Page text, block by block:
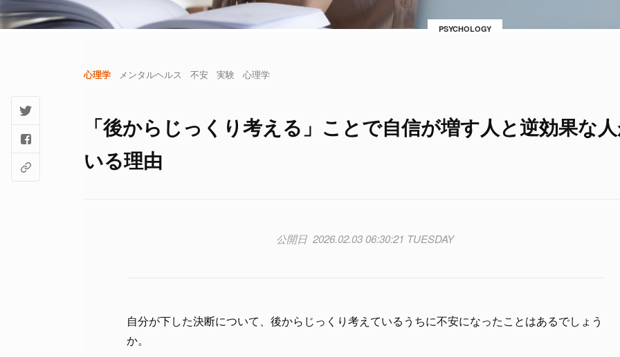
PSYCHOLOGY
心理学 メンタルヘルス 不安 実験 心理学
「後からじっくり考える」ことで自信が増す人と逆効果な
いる理由
2026.02.03 06:30:21 TUESDAY
自分が下した決断について、後からじっくり考えているうちに不安になったことはあるでしょう
か。